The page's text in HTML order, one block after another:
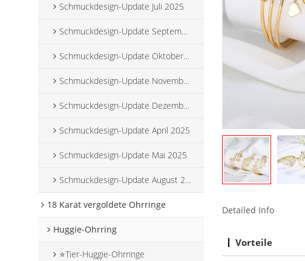
Schmuckdesign-Update Juli 2025
Schmuckdesign-Update September 2025
Schmuckdesign-Update Oktober 2025
Schmuckdesign-Update November 2025
Schmuckdesign-Update Dezember 2025
Schmuckdesign-Update April 2025
Schmuckdesign-Update Mai 2025
Schmuckdesign-Update August 2025
18 Karat vergoldete Ohrringe
Huggie-Ohrring
⭐Tier-Huggie-Ohrringe
Detailed Info
Vorteile